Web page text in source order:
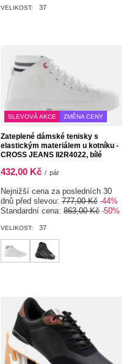
VELIKOST: 37
SLEVOVÁ AKCE ZMĚNA CENY
Zateplené dámské tenisky s
elastickým materiálem u kotníku -
CROSS JEANS II2R4022, bílé
432,00 Kč / pár
Nejnižší cena za posledních 30
dnů před slevou: 777,00 Kč -44%
Standardní cena: 863,00 Kč -50%
VELIKOST: 37